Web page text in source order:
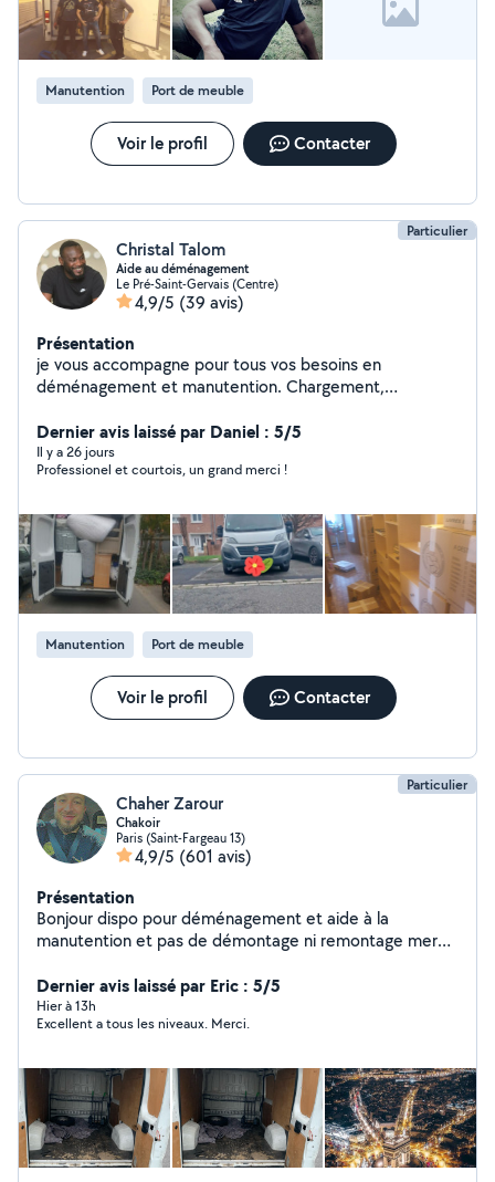
Manutention Port de meuble
Voir le profil Contacter
Particulier
Christal Talom
Aide au déménagement
Le Pré-Saint-Gervais (Centre)
4,9/5 (39 avis)
Présentation
je vous accompagne pour tous vos besoins en
déménagement et manutention. Chargement,
ou fragiles : je travaille avec soin, efficacité et respect
de vos biens. Organisé, dynamique et toujours à
l'écoute, je m'adapte à vos contraintes pour un
est ma priorité !
Dernier avis laissé par Daniel : 5/5
Il y a 26 jours
Professionel et courtois, un grand merci !
Manutention Port de meuble
Voir le profil Contacter
Particulier
Chaher Zarour
Chakoir
Paris (Saint-Fargeau 13)
4,9/5 (601 avis)
Présentation
Bonjour dispo pour déménagement et aide à la
manutention et pas de démontage ni remontage merci
Dernier avis laissé par Eric : 5/5
Hier à 13h
Excellent a tous les niveaux. Merci.